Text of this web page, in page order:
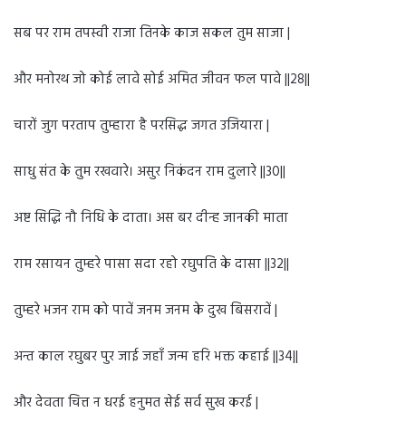
सब पर राम तपस्वी राजा तिनके काज सकल तुम साजा |
और मनोरथ जो कोई लावे सोई अमित जीवन फल पावे ||28||
चारों जुग परताप तुम्हारा है परसिद्ध जगत उजियारा |
साधु संत के तुम रखवारे। असुर निकंदन राम दुलारे ||30||
अष्ट सिद्धि नौ निधि के दाता। अस बर दीन्ह जानकी माता
राम रसायन तुम्हरे पासा सदा रहो रघुपति के दासा ||32||
तुम्हरे भजन राम को पावें जनम जनम के दुख बिसरावें |
अन्त काल रघुबर पुर जाई जहाँ जन्म हरि भक्त कहाई ||34||
और देवता चित्त न धरई हनुमत सेई सर्व सुख करई |